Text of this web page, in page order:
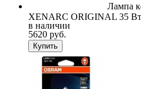
Лампа
XENARC ORIGINAL 35
в наличии
5620 руб.
Купить